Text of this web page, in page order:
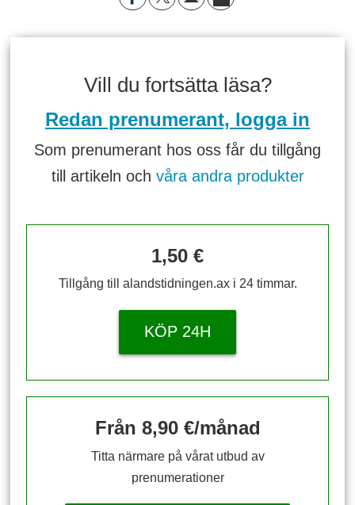
Vill du fortsätta läsa?
Redan prenumerant, logga in
Som prenumerant hos oss får du tillgång
till artikeln och våra andra produkter
1,50 €
Tillgång till alandstidningen.ax i 24 timmar.
KÖP 24H
Från 8,90 €/månad
Titta närmare på vårat utbud av
prenumerationer